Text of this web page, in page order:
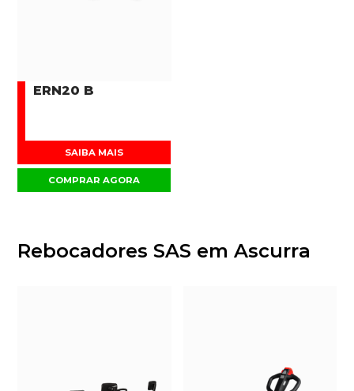
ERN20 B
SAIBA MAIS
COMPRAR AGORA
Rebocadores SAS em Ascurra